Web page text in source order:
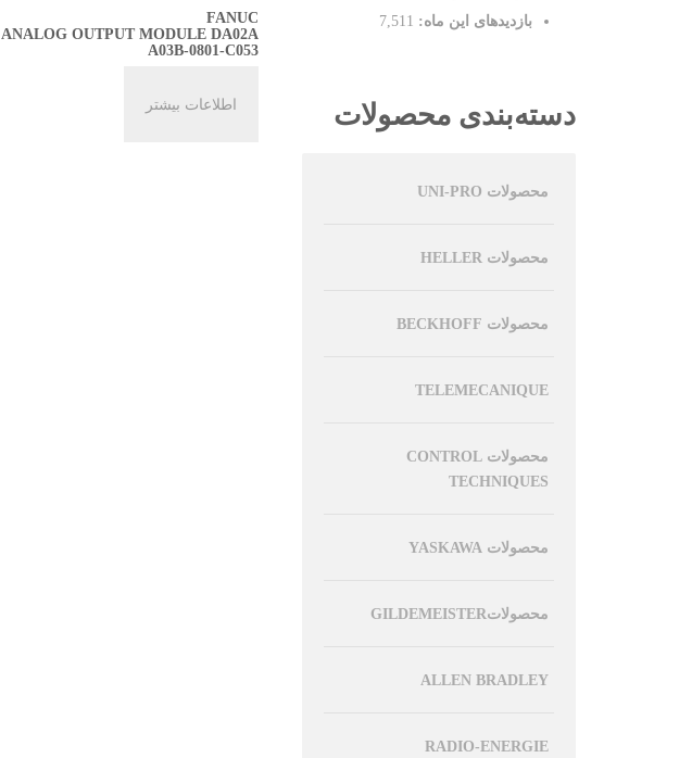
FANUC
ANALOG OUTPUT MODULE DA02A
A03B-0801-C053
اطلاعات بیشتر
بازدیدهای این ماه: 7,511
دسته‌بندی محصولات
محصولات UNI-PRO
محصولات HELLER
محصولات BECKHOFF
TELEMECANIQUE
محصولات CONTROL
TECHNIQUES
محصولات YASKAWA
محصولاتGILDEMEISTER
ALLEN BRADLEY
RADIO-ENERGIE